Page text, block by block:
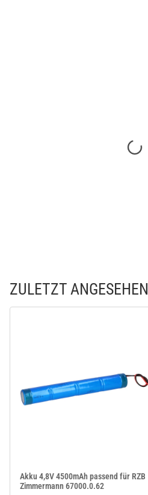
ZULETZT ANGESEHEN
Akku 4,8V 4500mAh passend für RZB
Zimmermann 67000.0.62